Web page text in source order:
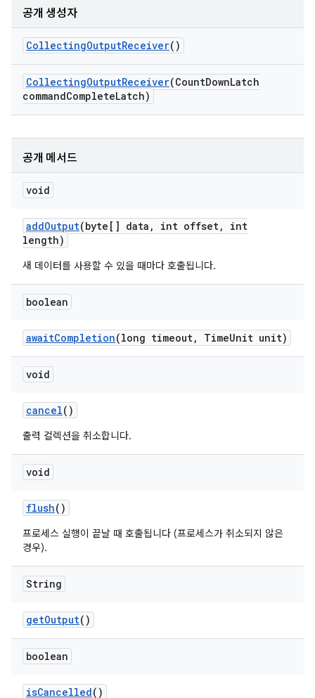
공개 생성자
CollectingOutputReceiver()
CollectingOutputReceiver(CountDownLatch
commandCompleteLatch)
공개 메서드
void
addOutput(byte[] data , int offset,
int
length)
새 데이터를 사용할 수 있을 때마다 호출됩니다.
boolean
awaitCompletion(long timeout, TimeUnit unit)
void
cancel()
출력 컬렉션을 취소합니다.
void
flush()
프로세스 실행이 끝날 때 호출됩니다 (프로세스가 취소되지 않은
경우).
String
getOutput()
boolean
isCancelled()